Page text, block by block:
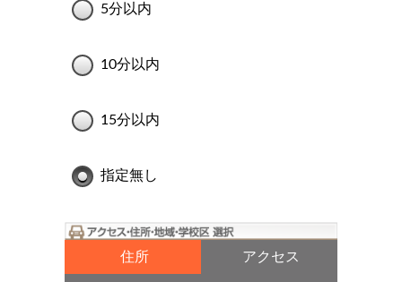
5分以内
10分以内
15分以内
指定無し
住所 アクセス